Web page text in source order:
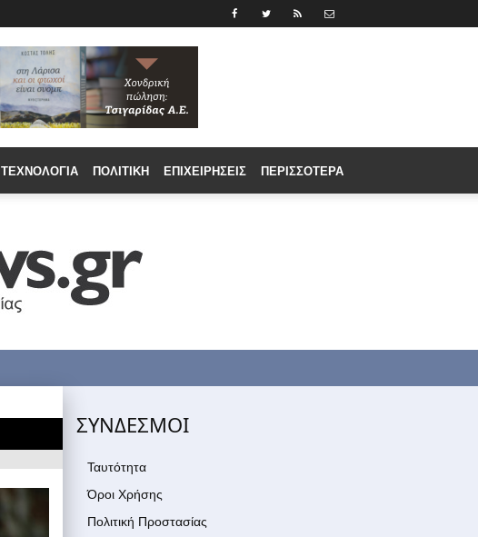
ΤΕΧΝΟΛΟΓΊΑ ΠΟΛΙΤΙΚΉ ΕΠΙΧΕΙΡΉΣΕΙΣ ΠΕΡΙΣΣΟΤΕΡΑ
ΣΥΝΔΕΣΜΟΙ
Ταυτότητα
Όροι Χρήσης
Πολιτική Προστασίας